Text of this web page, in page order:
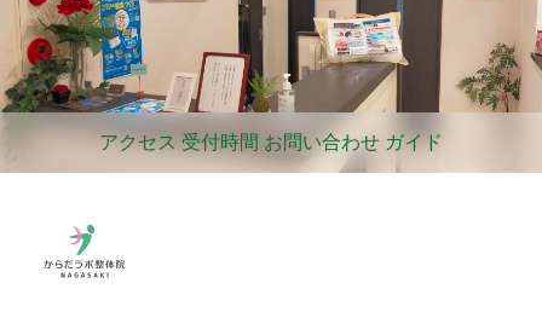
アクセス 受付時間 お問い合わせ ガイド